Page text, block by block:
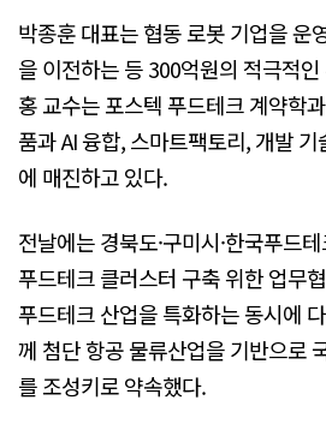
박종훈 대표는 협동 로봇 기업을 운
을 이전하는 등 300억원의 적극적
홍 교수는 포스텍 푸드테크 계약학
품과 AI 융합, 스마트팩토리, 개발
에 매진하고 있다.
전날에는 경북도·구미시·한국푸드
푸드테크 클러스터 구축 위한 업무
푸드테크 산업을 특화하는 동시에
께 첨단 항공 물류산업을 기반으로
를 조성키로 약속했다.